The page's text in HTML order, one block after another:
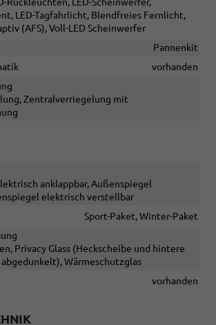
Rückleuchten, LED-Scheinwerfer,
LED-Tagfahrlicht, Blendfreies Fernlicht,
(AFS), Voll-LED Scheinwerfer
Pannenkit
vorhanden
Zentralverriegelung mit
anklappbar, Außenspiegel
elektrisch verstellbar
Sport-Paket, Winter-Paket
Privacy Glass (Heckscheibe und hintere
Wärmeschutzglas
vorhanden